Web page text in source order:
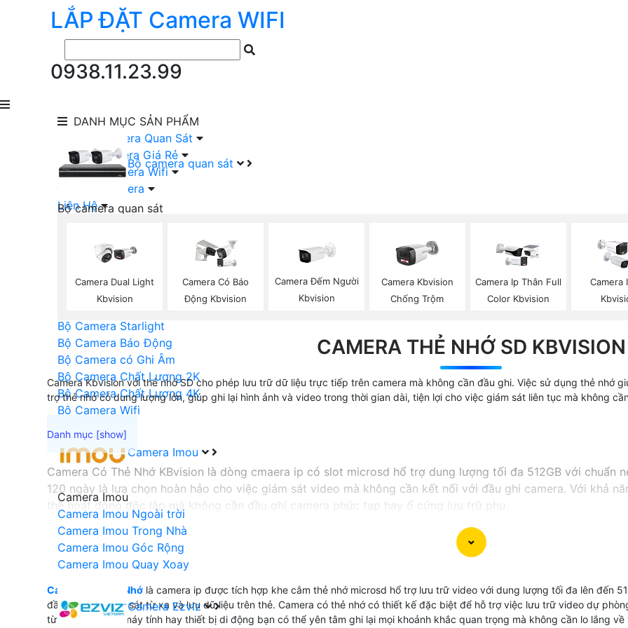
LẮP ĐẶT Camera WIFI
0938.11.23.99
DANH MỤC SẢN PHẨM
Bộ camera quan sát
Bộ camera quan sát
Camera KBVISION Trọn Bộ
Camera DAHUA Trọn Bộ
Camera giá Rẻ Trọn Bộ
Bộ Camera Nên Dùng
Bộ Camera Starlight
Bộ Camera Báo Động
Bộ Camera có Ghi Âm
Bộ Camera Chất Lượng 2K
Bộ Camera Chất Lượng 4K
Bộ Camera Wifi
Camera Imou
Camera Imou
Camera Imou Ngoài trời
Camera Imou Trong Nhà
Camera Imou Góc Rộng
Camera Imou Quay Xoay
Camera Ezviz
lắp Đặt Camera Quan Sát
Lắp Bộ Camera Giá Rẻ
Lắp Đặt Camera Wifi
Đầu Ghi Camera
Liên Hệ
Camera Dual Light
Kbvision
Camera Có Báo
Động Kbvision
Camera Đếm Người
Kbvision
Camera Kbvision
Chống Trộm
Camera Ip Thân Full
Color Kbvision
Camera
CAMERA THẺ NHỚ SD KBVISION
Camera Kbvision với thẻ nhớ SD cho phép lưu trữ dữ liệu trực tiếp trên camera mà không cần đầu ghi. Việc sử dụng thẻ nhớ
trợ thẻ nhớ có dung lượng lớn, giúp ghi lại hình ảnh và video trong thời gian dài, tiện lợi cho việc giám sát liên tục mà không
Camera Có Thẻ Nhớ KBvision là dòng cmaera ip có slot microsd hổ trợ dung lượng tối đa 512GB với
120 ngày là lựa chọn hoàn hảo cho việc giám sát video mà không cần kết nối với đầu ghi camera. Với khả
thể hoạt động độc lập mà không cần đầu ghi camera phức tạp hay ổ cứng lưu trữ phụ.
Camera Có Thẻ Nhớ là camera ip được tích hợp khe cắm thẻ nhớ microsd hổ trợ lưu trữ video với dung lượng tối đa lên đến
đầu ghi vẫn giám sát từ xa và lưu dữ liệu trên thẻ. Camera có thẻ nhớ có thiết kế đặc biệt để hỗ trợ việc lưu trữ video dự
từ xa thông qua máy tính hay thiết bị di động bạn có thể yên tâm ghi lại mọi khoảnh khắc quan trọng mà không cần lo lắng